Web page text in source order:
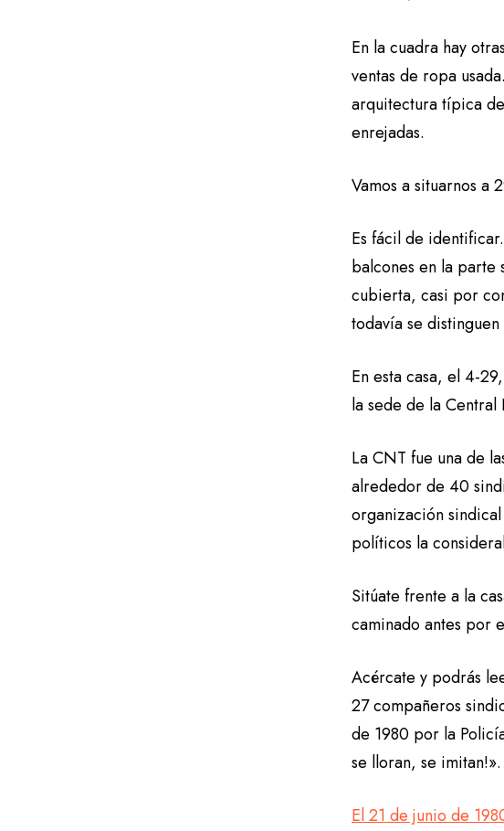
En la cuadra hay
ventas de ropa
arquitectura típica
enrejadas.
Vamos a situarnos a
Es fácil de
balcones en la parte
cubierta, casi por
todavía se
En esta casa, el 4-
la sede de la
La CNT fue una de
alrededor de 40
organización
políticos la
Sitúate frente a la
caminado antes por
Acércate y podrás
27 compañeros
de 1980 por la
se lloran, se imitan!».
El 21 de junio de